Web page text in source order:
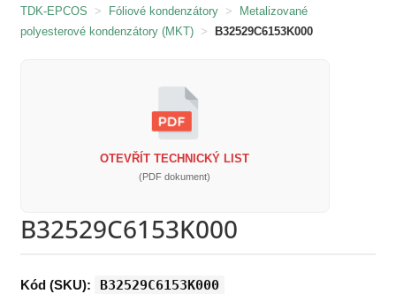
TDK-EPCOS > Fóliové kondenzátory >
Metalizované
polyesterové kondenzátory (MKT) > B32529C6153K000
OTEVŘÍT TECHNICKÝ LIST
(PDF dokument)
B32529C6153K000
Kód (SKU): B32529C6153K000